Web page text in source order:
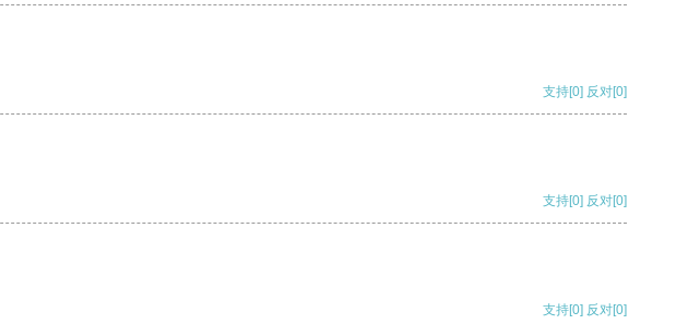
支持[0] 反对[0]
支持[0] 反对[0]
支持[0] 反对[0]